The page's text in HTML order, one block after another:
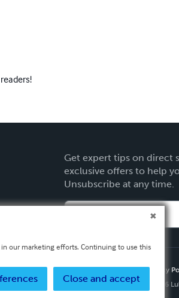
Get expert tips on direct
exclusive offers to help
Unsubscribe at any time.
Privacy
Copyright ©
2026
our marketing efforts. Continuing to use this
Close and accept